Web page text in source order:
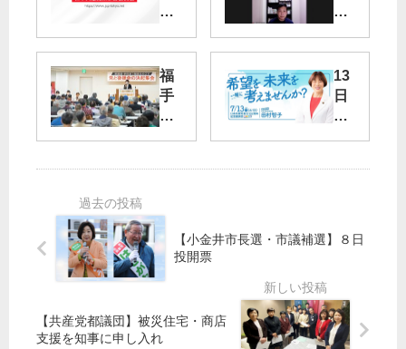
委
会
の
設
産
提
案
会
治
コ
機
・
藤
福
手
都
13
日
に
周
講
演
【小金井市長選・市議補選】８日
投開票
【共産党都議団】被災住宅・商店
支援を知事に申し入れ